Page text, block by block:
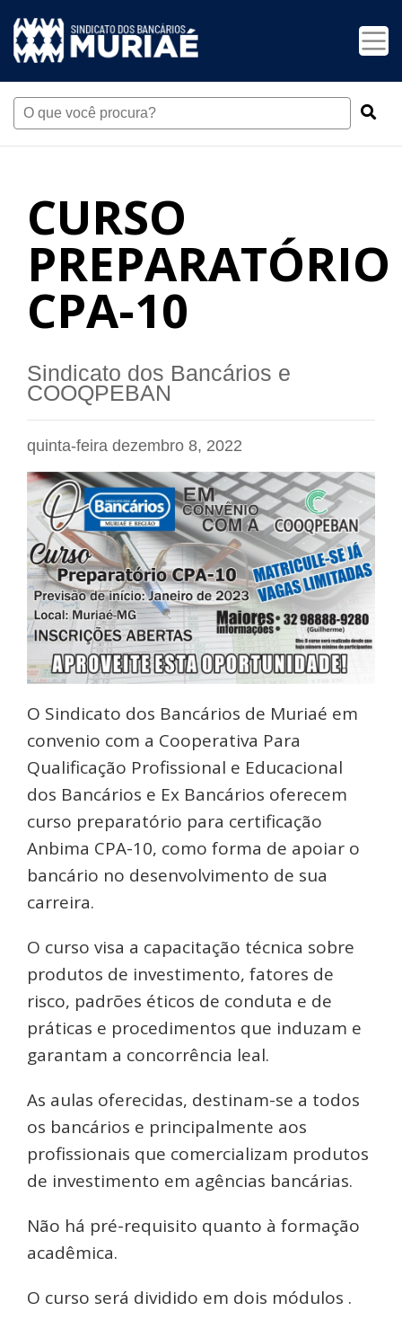
CURSO
PREPARATÓRIO
CPA-10
Sindicato dos Bancários e
COOQPEBAN
quinta-feira dezembro 8, 2022
O Sindicato dos Bancários de Muriaé em
convenio com a Cooperativa Para
Qualificação Profissional e Educacional
dos Bancários e Ex Bancários oferecem
curso preparatório para certificação
Anbima CPA-10, como forma de apoiar o
bancário no desenvolvimento de sua
carreira.
O curso visa a capacitação técnica sobre
produtos de investimento, fatores de
risco, padrões éticos de conduta e de
práticas e procedimentos que induzam e
garantam a concorrência leal.
As aulas oferecidas, destinam-se a todos
os bancários e principalmente aos
profissionais que comercializam produtos
de investimento em agências bancárias.
Não há pré-requisito quanto à formação
acadêmica.
O curso será dividido em dois módulos .